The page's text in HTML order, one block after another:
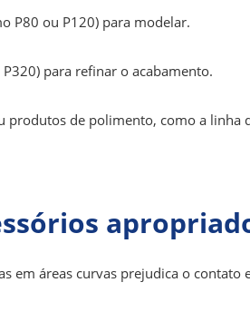
P80 ou P120) para modelar.
para refinar o acabamento.
produtos de polimento, como a linha
em áreas curvas prejudica o contato